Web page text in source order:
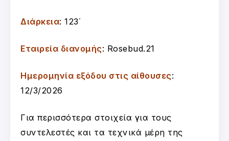
Διάρκεια: 123΄
Εταιρεία διανομής: Rosebud.21
Ημερομηνία εξόδου στις αίθουσες:
12/3/2026
Για περισσότερα στοιχεία για τους
συντελεστές και τα τεχνικά μέρη της